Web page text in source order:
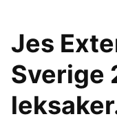
Jes
Sverige